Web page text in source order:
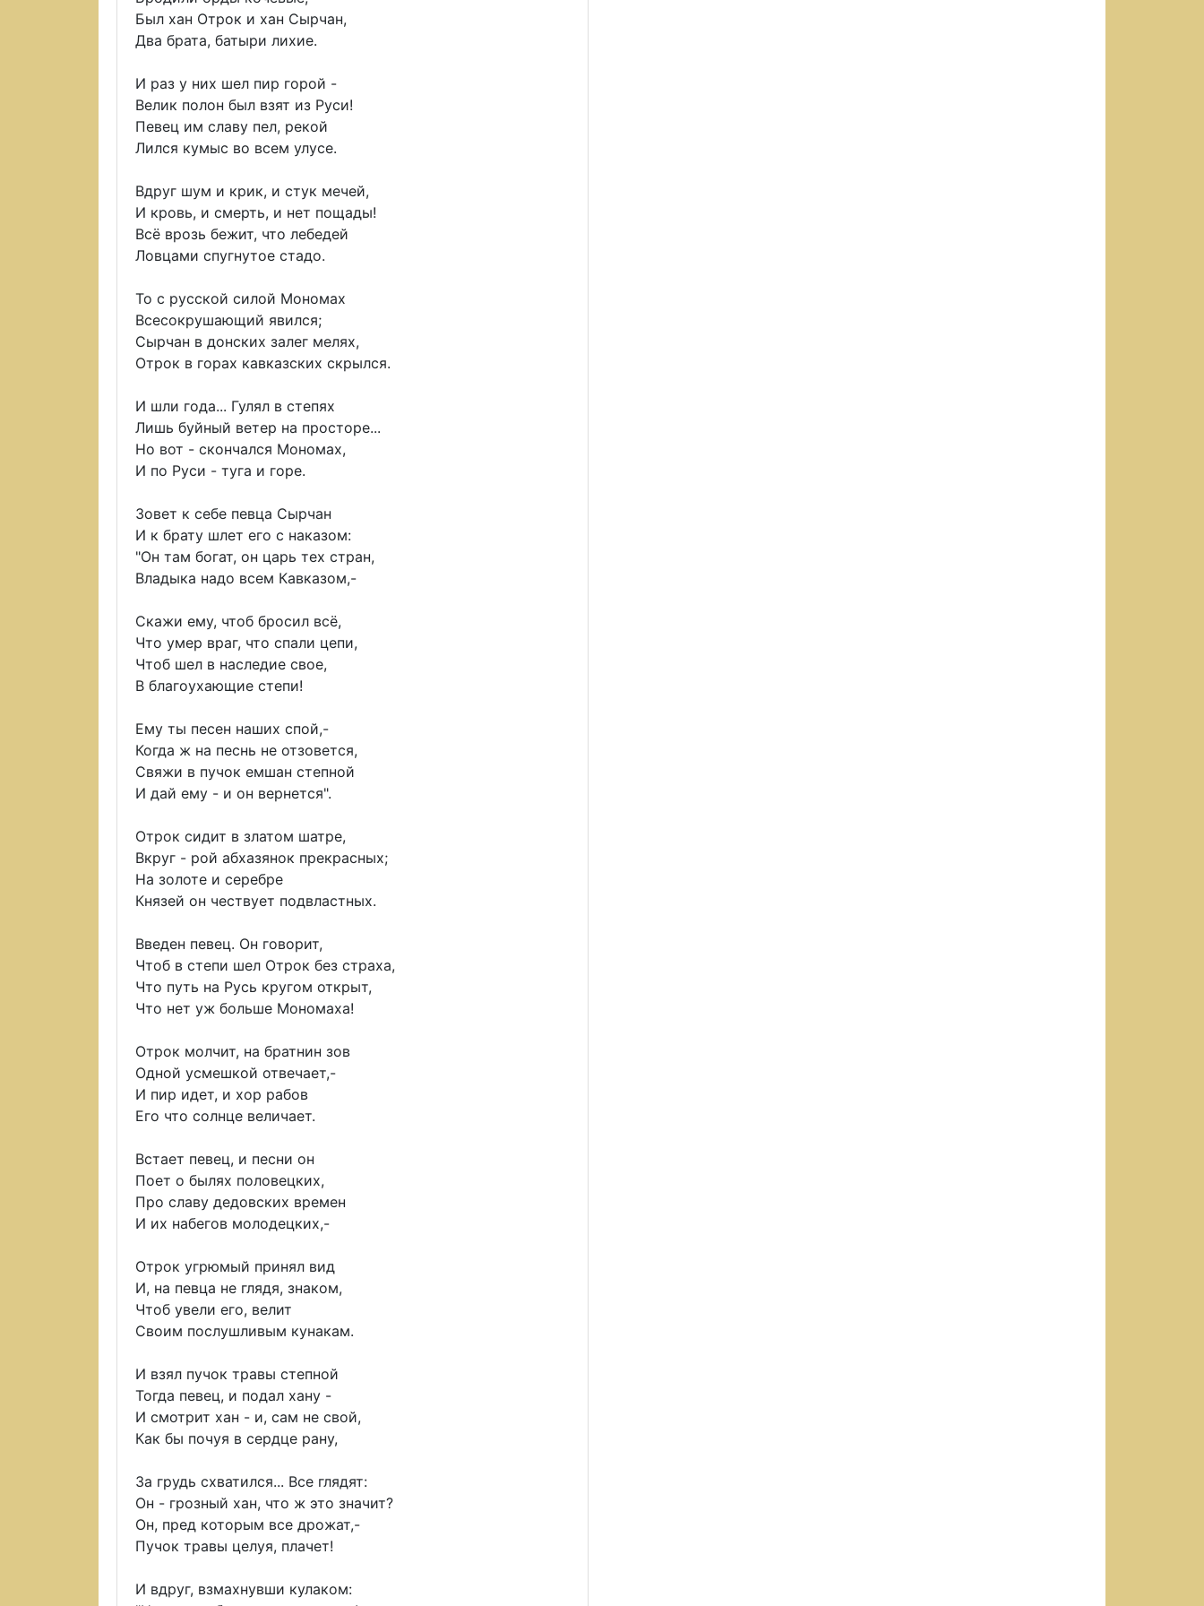
Был хан Отрок и хан Сырчан,
Два брата, батыри лихие.
И раз у них шел пир горой -
Велик полон был взят из Руси!
Певец им славу пел, рекой
Лился кумыс во всем улусе.
Вдруг шум и крик, и стук мечей,
И кровь, и смерть, и нет пощады!
Всё врозь бежит, что лебедей
Ловцами спугнутое стадо.
То с русской силой Мономах
Всесокрушающий явился;
Сырчан в донских залег мелях,
Отрок в горах кавказских скрылся.
И шли года... Гулял в степях
Лишь буйный ветер на просторе...
Но вот - скончался Мономах,
И по Руси - туга и горе.
Зовет к себе певца Сырчан
И к брату шлет его с наказом:
"Он там богат, он царь тех стран,
Владыка надо всем Кавказом,-
Скажи ему, чтоб бросил всё,
Что умер враг, что спали цепи,
Чтоб шел в наследие свое,
В благоухающие степи!
Ему ты песен наших спой,-
Когда ж на песнь не отзовется,
Свяжи в пучок емшан степной
И дай ему - и он вернется".
Отрок сидит в златом шатре,
Вкруг - рой абхазянок прекрасных;
На золоте и серебре
Князей он чествует подвластных.
Введен певец. Он говорит,
Чтоб в степи шел Отрок без страха,
Что путь на Русь кругом открыт,
Что нет уж больше Мономаха!
Отрок молчит, на братнин зов
Одной усмешкой отвечает,-
И пир идет, и хор рабов
Его что солнце величает.
Встает певец, и песни он
Поет о былях половецких,
Про славу дедовских времен
И их набегов молодецких,-
Отрок угрюмый принял вид
И, на певца не глядя, знаком,
Чтоб увели его, велит
Своим послушливым кунакам.
И взял пучок травы степной
Тогда певец, и подал хану -
И смотрит хан - и, сам не свой,
Как бы почуя в сердце рану,
За грудь схватился... Все глядят:
Он - грозный хан, что ж это значит?
Он, пред которым все дрожат,-
Пучок травы целуя, плачет!
И вдруг, взмахнувши кулаком: